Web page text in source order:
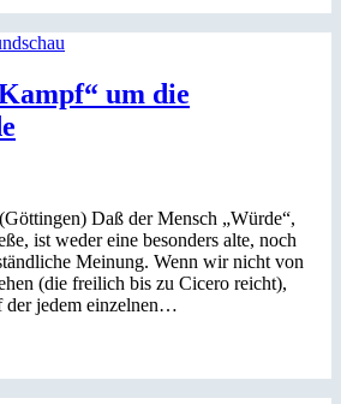
um die
Daß der Mensch „Würde“,
ist weder eine besonders alte, noch
Meinung. Wenn wir nicht von
(die freilich bis zu Cicero reicht),
der jedem einzelnen…